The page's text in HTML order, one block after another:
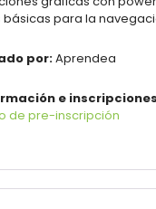
básicas para la
por:Aprendea
e
de pre-inscripción